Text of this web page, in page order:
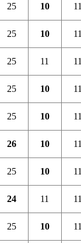
25 10
25 10
25 11
25 10
25 10
26 10
25 10
24 11
25 10